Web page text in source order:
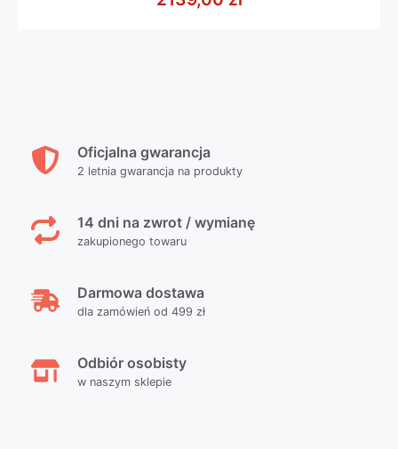
Oficjalna gwarancja
2 letnia gwarancja na produkty
14 dni na zwrot / wymianę
zakupionego towaru
Darmowa dostawa
dla zamówień od 499 zł
Odbiór osobisty
w naszym sklepie